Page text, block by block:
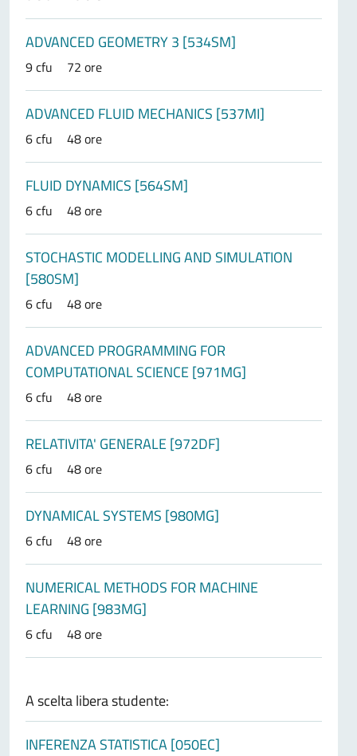
ADVANCED GEOMETRY 3 [534SM]
9 cfu 72 ore
ADVANCED FLUID MECHANICS [537MI]
6 cfu 48 ore
FLUID DYNAMICS [564SM]
6 cfu 48 ore
STOCHASTIC MODELLING AND SIMULATION
[580SM]
6 cfu 48 ore
ADVANCED PROGRAMMING FOR
COMPUTATIONAL SCIENCE [971MG]
6 cfu 48 ore
RELATIVITA' GENERALE [972DF]
6 cfu 48 ore
DYNAMICAL SYSTEMS [980MG]
6 cfu 48 ore
NUMERICAL METHODS FOR MACHINE
LEARNING [983MG]
6 cfu 48 ore
A scelta libera studente:
INFERENZA STATISTICA [050EC]